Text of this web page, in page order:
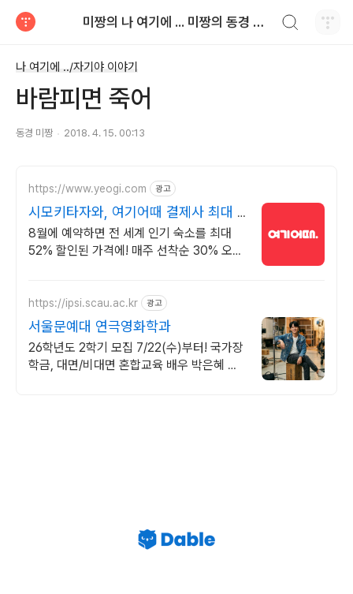
미짱의 나 여기에 ... 미짱의 동경 생활
나 여기에 ../자기야 이야기
바람피면 죽어
동경 미짱 2018. 4. 15. 00:13
https://www.yeogi.com 광고
시모키타자와, 여기어때 결제사 최대 2
만원 추가할인
8월에 예약하면 전 세계 인기 숙소를 최대
52% 할인된 가격에! 매주 선착순 30% 오픈
https://ipsi.scau.ac.kr 광고
서울문예대 연극영화학과
26학년도 2학기 모집 7/22(수)부터! 국가장
학금, 대면/비대면 혼합교육 배우 박은혜 원